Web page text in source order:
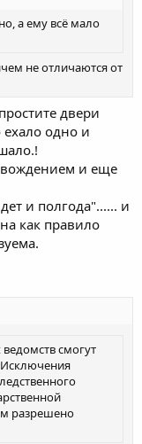
а ему всё мало
не отличаются от
двери
одно и
и еще
и полгода"...... и
как правило
смогут
Исключения
разрешено